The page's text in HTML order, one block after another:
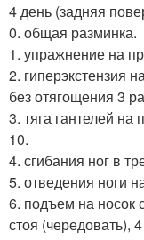
4 день (задняя
0. общая разминка.
1. упражнение на
2. гиперэкстензия
без отягощения 3
3. тяга гантелей
10.
4. сгибания ног в
5. отведения ноги
6. подъем на носок
стоя (чередовать),